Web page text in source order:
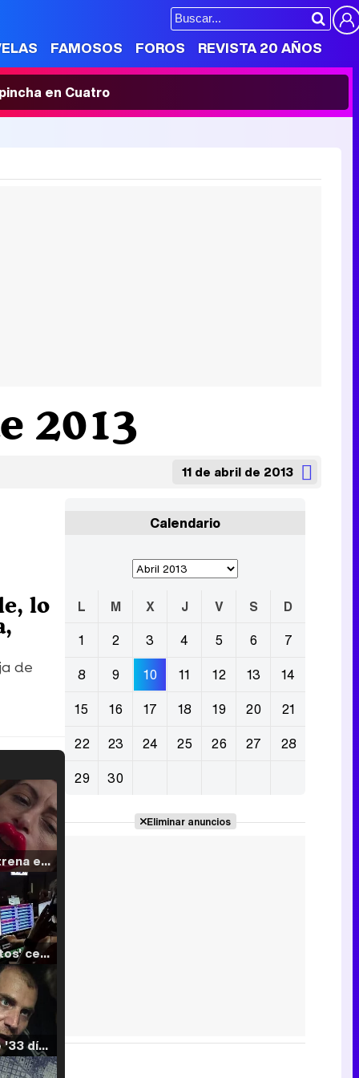
FAMOSOS FOROS REVISTA 20 AÑOS
en Cuatro
2013
11 de abril de 2013
lo
de
Filmin estrena el tráiler de 'Millennial Mal', su nueva comedia universitaria de la mano de Lorena Iglesias
'120 Minutos' celebra sus 2.000 programas en Telemadrid con un vídeo del día a día en la redacción
Tráiler de '33 días', la nueva serie de Atresplayer con Julián Villagrán y José Manuel Poga
Calendario
L M X J V S
D
1
2 3 4 5 6
7
8
9 10 11 12 13
14
15
16 17 18 19 20
21
22
23 24 25 26 27
28
29
30
Eliminar anuncios